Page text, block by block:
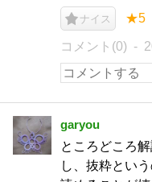
ナイス ★5
コメント(0)
garyou
ところどころ
し、抜粋とい